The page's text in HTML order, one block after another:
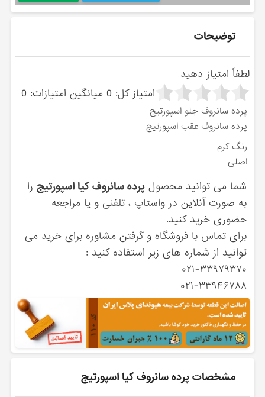
توضیحات
لطفاً امتیاز دهید
امتیاز کل: 0 میانگین امتیازات: 0
پرده سانروف جلو اسپورتیج
پرده سانروف عقب اسپورتیج
رنگ کرم
اصلی
شما می توانید محصولپرده سانروف کیا اسپورتیج را
به صورت آنلاین در واستاپ ، تلفنی و یا مراجعه
حضوری خرید کنید.
برای تماس با فروشگاه و گرفتن مشاوره برای خرید می
توانید از شماره های زیر استفاده کنید :
۰۲۱-۳۳۹۷۹۳۷۰
۰۲۱-۳۳۹۴۶۷۸۸
مشخصات پرده سانروف کیا اسپورتیج